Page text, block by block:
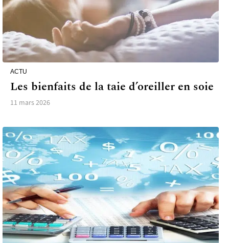
ACTU
Les bienfaits de la taie d’oreiller en soie
11 mars 2026